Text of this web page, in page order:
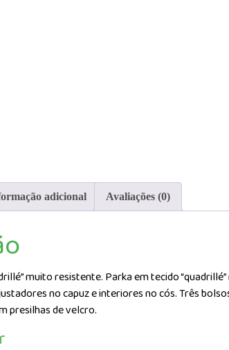
adicional Avaliações (0)
muito resistente. Parka em tecido
no capuz e interiores no cós. Três
presilhas de velcro.